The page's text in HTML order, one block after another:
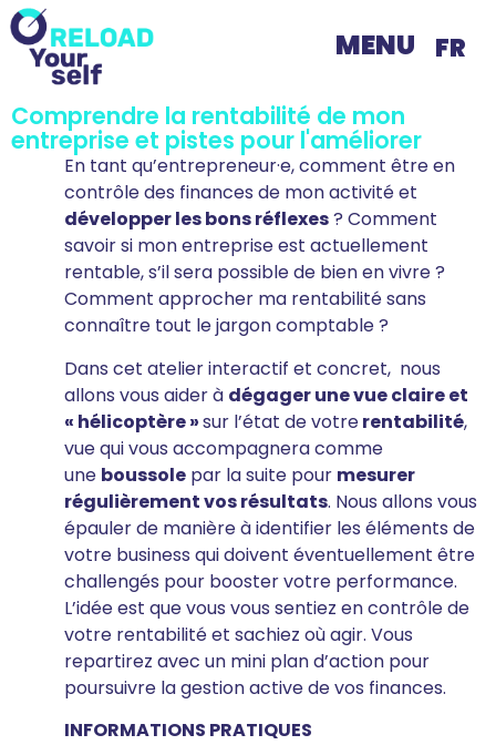
MENU FR
Comprendre la rentabilité de mon
entreprise et pistes pour l'améliorer
En tant qu’entrepreneur·e, comment être en
contrôle des finances de mon activité et
développer les bons réflexes? Comment
savoir si mon entreprise est actuellement
rentable, s’il sera possible de bien en vivre ?
Comment approcher ma rentabilité sans
connaître tout le jargon comptable ?
Dans cet atelier interactif et concret, nous
allons vous aider à dégager une vue claire et
« hélicoptère »sur l’état de votrerentabilité,
vue qui vous accompagnera comme
une boussole par la suite pour mesurer
régulièrement vos résultats. Nous allons vous
épauler de manière à identifier les éléments de
votre business qui doivent éventuellement être
challengés pour booster votre performance.
L’idée est que vous vous sentiez en contrôle de
votre rentabilité et sachiez où agir. Vous
repartirez avec un mini plan d’action pour
poursuivre la gestion active de vos finances.
INFORMATIONS PRATIQUES